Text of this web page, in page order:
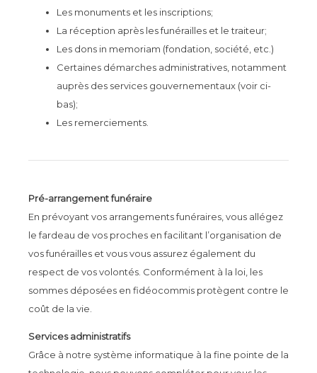
Les monuments et les inscriptions;
La réception après les funérailles et le traiteur;
Les dons in memoriam (fondation, société, etc.)
Certaines démarches administratives, notamment
auprès des services gouvernementaux (voir ci-
bas);
Les remerciements.
Pré-arrangement funéraire
En prévoyant vos arrangements funéraires, vous allégez
le fardeau de vos proches en facilitant l’organisation de
vos funérailles et vous vous assurez également du
respect de vos volontés. Conformément à la loi, les
sommes déposées en fidéocommis protègent contre le
coût de la vie.
Services administratifs
Grâce à notre système informatique à la fine pointe de la